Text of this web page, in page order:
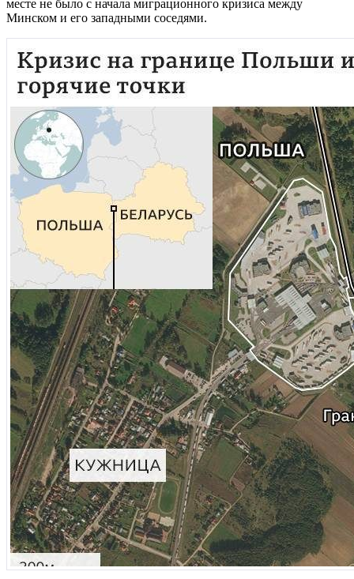
месте не было с начала миграционного кризиса между
Минском и его западными соседями.